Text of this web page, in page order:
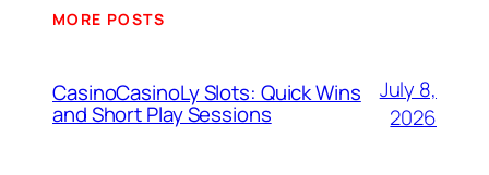
MORE POSTS
CasinoCasinoLy Slots: Quick Wins
and Short Play Sessions
July 8,
2026